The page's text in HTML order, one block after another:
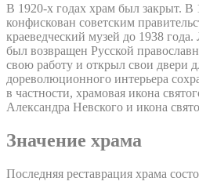
В 1920-х годах храм был закрыт. В
конфискован советским
краеведческий музей до 1938
был возвращен Русской
свою работу и открыл свои двери
дореволюционного интерьера
в частности, храмовая икона
Александра Невского и икона
Значение храма
Последняя реставрация храма